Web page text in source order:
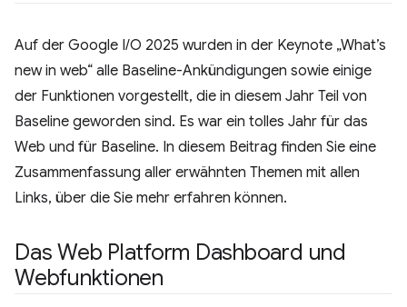
Auf der Google I/O 2025 wurden in der Keynote „What’s
new in web“ alle Baseline-Ankündigungen sowie einige
der Funktionen vorgestellt, die in diesem Jahr Teil von
Baseline geworden sind. Es war ein tolles Jahr für das
Web und für Baseline. In diesem Beitrag finden Sie eine
Zusammenfassung aller erwähnten Themen mit allen
Links, über die Sie mehr erfahren können.
Das Web Platform Dashboard und
Webfunktionen